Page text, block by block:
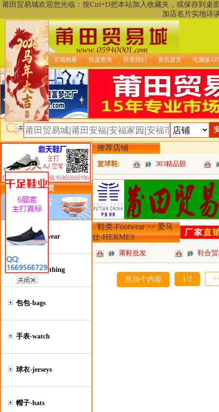
莆田贸易城欢迎您光临：按Ctrl+D把本站加入收藏夹，或保存到
加店名片实地详
贸易城首页 安福相册 快递查询 联系我们 资讯首页 电脑版
类目详细分类
鞋类-Footwear
服装类-Clothing
包包-bags
手表-watch
球衣-jerseys
帽子-hats
推荐店铺
篮球鞋: 303精品眼
鞋类-Footwear >> 爱马
仕-HERMES
莆鞋批发 鞋合
共38个内容 1/2